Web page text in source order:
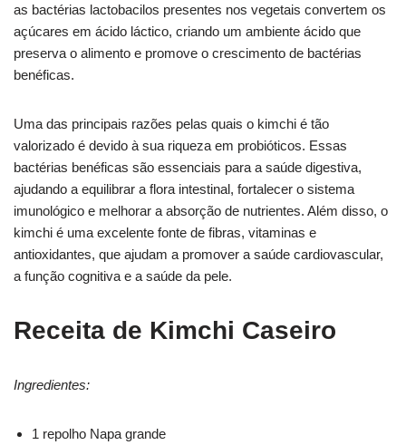
as bactérias lactobacilos presentes nos vegetais convertem os
açúcares em ácido láctico, criando um ambiente ácido que
preserva o alimento e promove o crescimento de bactérias
benéficas.
Uma das principais razões pelas quais o kimchi é tão
valorizado é devido à sua riqueza em probióticos. Essas
bactérias benéficas são essenciais para a saúde digestiva,
ajudando a equilibrar a flora intestinal, fortalecer o sistema
imunológico e melhorar a absorção de nutrientes. Além disso, o
kimchi é uma excelente fonte de fibras, vitaminas e
antioxidantes, que ajudam a promover a saúde cardiovascular,
a função cognitiva e a saúde da pele.
Receita de Kimchi Caseiro
Ingredientes:
1 repolho Napa grande